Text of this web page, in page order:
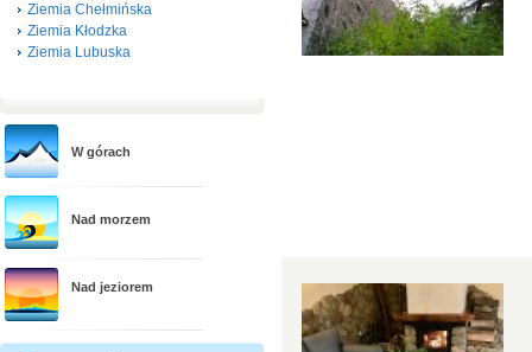
Ziemia Chełmińska
Ziemia Kłodzka
Ziemia Lubuska
W górach
Nad morzem
Nad jeziorem